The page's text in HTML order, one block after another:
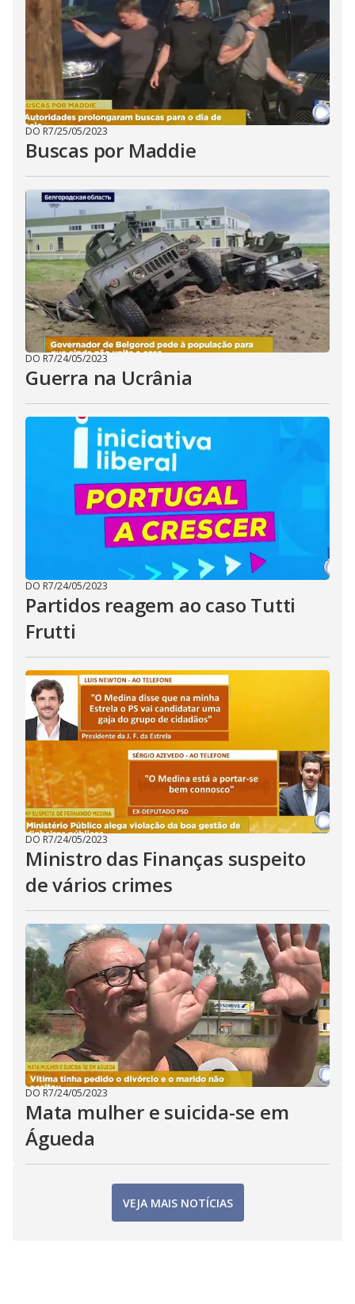
DO R7/25/05/2023
Buscas por Maddie
DO R7/24/05/2023
Guerra na Ucrânia
DO R7/24/05/2023
Partidos reagem ao caso Tutti
Frutti
DO R7/24/05/2023
Ministro das Finanças suspeito
de vários crimes
DO R7/24/05/2023
Mata mulher e suicida-se em
Águeda
VEJA MAIS NOTÍCIAS